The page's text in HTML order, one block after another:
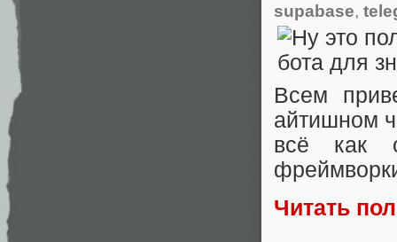
supabase,
Всем
айтишном
всё как
Читать